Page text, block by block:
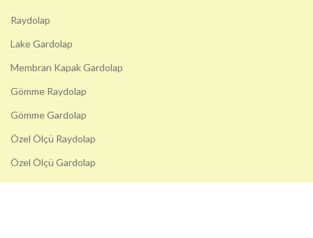
Raydolap
Lake Gardolap
Membran Kapak Gardolap
Gömme Raydolap
Gömme Gardolap
Özel Ölçü Raydolap
Özel Ölçü Gardolap